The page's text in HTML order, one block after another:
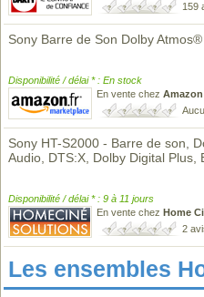
159
Sony Barre de Son Dolby
Disponibilité / délai * : En stock
En vente chez Amazon
Sony HT-S2000 - Barre de son,
Audio, DTS:X, Dolby Digital Plus,
Disponibilité / délai * : 9 à 11 jours
En vente chez Home
2
Les ensembles